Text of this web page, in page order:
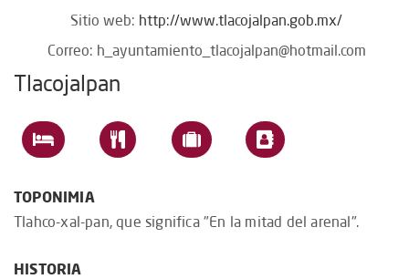
Sitio web: http://www.tlacojalpan.gob.mx/
Correo: h_ayuntamiento_tlacojalpan@hotmail.com
Tlacojalpan
TOPONIMIA
Tlahco-xal-pan, que significa "En la mitad del arenal".
HISTORIA